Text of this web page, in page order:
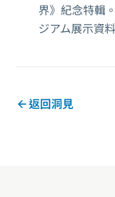
界》紀念特輯
ジアム展示資
返回洞見